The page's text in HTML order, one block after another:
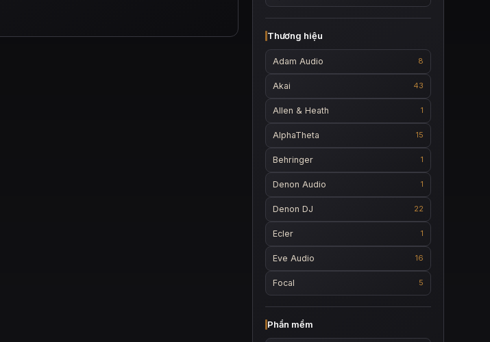
Thương hiệu
Adam Audio 8
Akai 43
Allen & Heath 1
AlphaTheta 15
Behringer 1
Denon Audio 1
Denon DJ 22
Ecler 1
Eve Audio 16
Focal 5
Phần mềm